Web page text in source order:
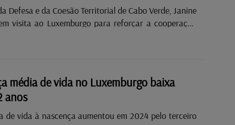
necessitaram de acompanhamento médico ou
melhorar a segurança,......
Defesa e da Coesão Territorial de Cabo Verde, Janine
visita ao Luxemburgo para reforçar a cooperação
a cooperação entre os dois países, e hoje tem
visita à empresa luxemburguesa Sociedade
Satélites (SES), em Betzdorf. Em......
média de vida no Luxemburgo baixa
anos
de vida à nascença aumentou em 2024 pelo terceiro